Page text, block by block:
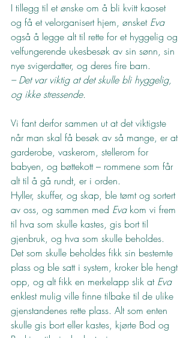
I tillegg til et ønske om å bli kvitt kaoset
og få et velorganisert hjem, ønsket Eva
også å legge alt til rette for et hyggelig og
velfungerende ukesbesøk av sin sønn, sin
nye svigerdatter, og deres fire barn.
– Det var viktig at det skulle bli hyggelig,
og ikke stressende.
Vi fant derfor sammen ut at det viktigste
når man skal få besøk av så mange, er at
garderobe, vaskerom, stellerom for
babyen, og bøttekott – rommene som får
alt til å gå rundt, er i orden.
Hyller, skuffer, og skap, ble tømt og sortert
av oss, og sammen med Eva kom vi frem
til hva som skulle kastes, gis bort til
gjenbruk, og hva som skulle beholdes.
Det som skulle beholdes fikk sin bestemte
plass og ble satt i system, kroker ble hengt
opp, og alt fikk en merkelapp slik at Eva
enklest mulig ville finne tilbake til de ulike
gjenstandenes rette plass. Alt som enten
skulle gis bort eller kastes, kjørte Bod og